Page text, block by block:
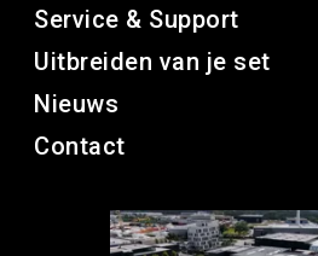
Service & Support
Uitbreiden van je set
Nieuws
Contact